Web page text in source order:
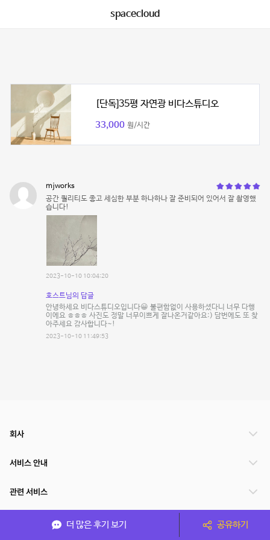
spacecloud
[단독]35평 자연광 비다스튜디오
33,000 원/시간
mjworks
공간 퀄리티도 좋고 세심한 부분 하나하나 잘 준비되어 있어서 잘 촬영했
습니다!
2023-10-10 10:04:20
호스트님의 답글
안녕하세요 비다스튜디오입니다😀 불편함없이 사용하셨다니 너무 다행
이에요 ㅎㅎㅎ 사진도 정말 너무이쁘게 잘나온거같아요:) 담번에도 또 찾
아주세요 감사합니다~!
2023-10-10 11:49:53
더 많은 후기 보기 공유하기
회사
서비스 안내
관련 서비스